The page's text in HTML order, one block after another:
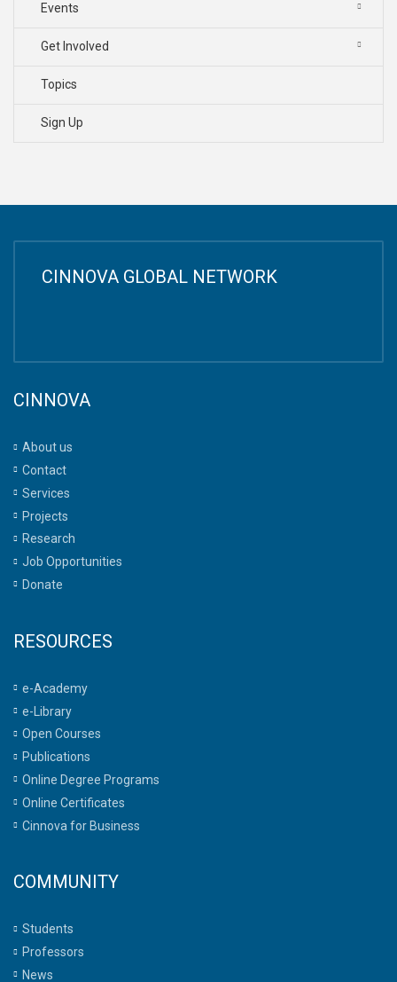
Events
Get Involved
Topics
Sign Up
CINNOVA GLOBAL NETWORK
CINNOVA
About us
Contact
Services
Projects
Research
Job Opportunities
Donate
RESOURCES
e-Academy
e-Library
Open Courses
Publications
Online Degree Programs
Online Certificates
Cinnova for Business
COMMUNITY
Students
Professors
News